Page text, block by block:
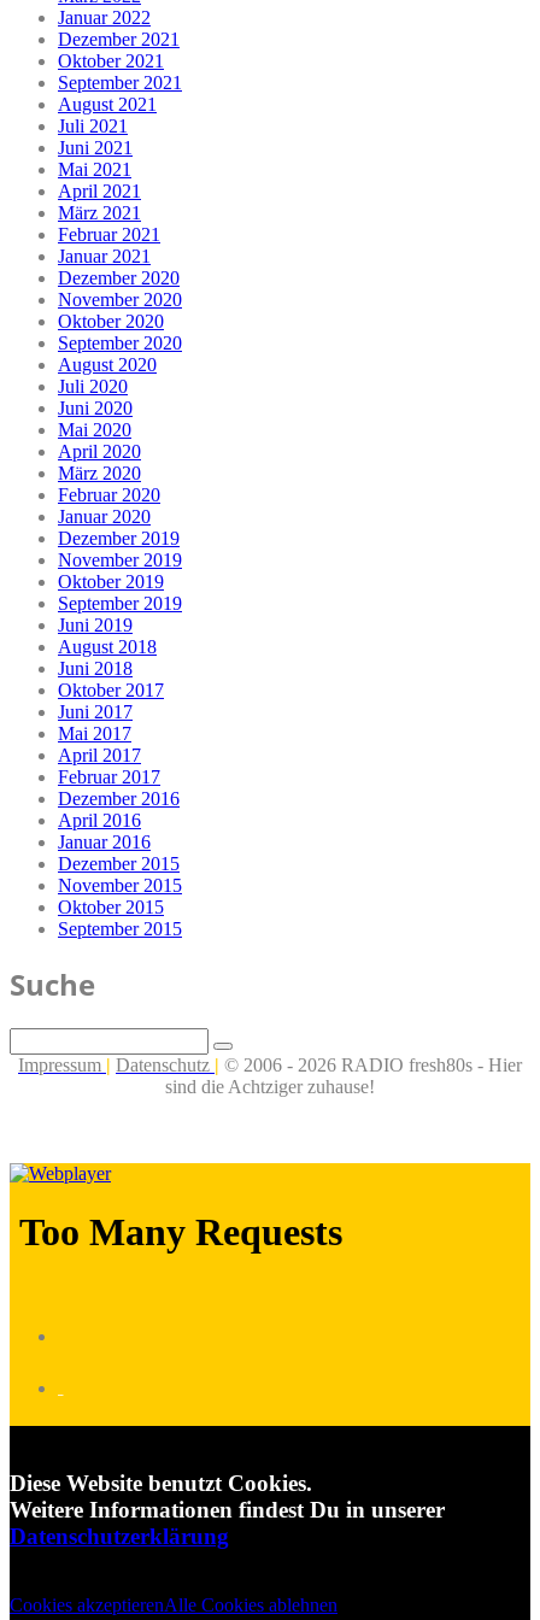
Januar 2022
Dezember 2021
Oktober 2021
September 2021
August 2021
Juli 2021
Juni 2021
Mai 2021
April 2021
März 2021
Februar 2021
Januar 2021
Dezember 2020
November 2020
Oktober 2020
September 2020
August 2020
Juli 2020
Juni 2020
Mai 2020
April 2020
März 2020
Februar 2020
Januar 2020
Dezember 2019
November 2019
Oktober 2019
September 2019
Juni 2019
August 2018
Juni 2018
Oktober 2017
Juni 2017
Mai 2017
April 2017
Februar 2017
Dezember 2016
April 2016
Januar 2016
Dezember 2015
November 2015
Oktober 2015
September 2015
Suche
Impressum | Datenschutz | © 2006 - 2026 RADIO fresh80s - Hier
sind die Achtziger zuhause!
Diese Website benutzt Cookies.
Weitere Informationen findest Du in unserer
Datenschutzerklärung
Cookies akzeptierenAlle Cookies ablehnen